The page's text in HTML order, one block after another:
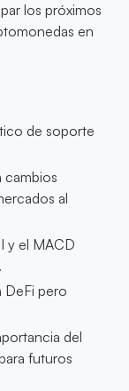
los próximos
en
de soporte
cambios
al
y el MACD
DeFi pero
del
futuros